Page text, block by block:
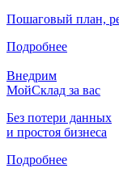
Пошаговый план,
Подробнее
Внедрим
МойСклад за вас
Без потери данных
и простоя бизнеса
Подробнее